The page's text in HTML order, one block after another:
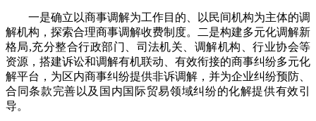
一是确立以商事调解为工作目的、以民间机构为主体的调
解机构，探索合理商事调解收费制度。二是构建多元化调解新
格局,充分整合行政部门、司法机关、调解机构、行业协会等
资源，搭建诉讼和调解有机联动、有效衔接的商事纠纷多元化
解平台，为区内商事纠纷提供非诉调解，并为企业纠纷预防、
合同条款完善以及国内国际贸易领域纠纷的化解提供有效引
导。